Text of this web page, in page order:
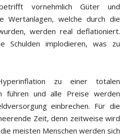
vornehmlich Güter und
Wertanlagen, welche durch die
werden real deflationiert.
Schulden implodieren, was zu
zu einer totalen
führen und alle Preise werden
einbrechen. Für die
Zeit, denn zeitweise wird
meisten Menschen werden sich